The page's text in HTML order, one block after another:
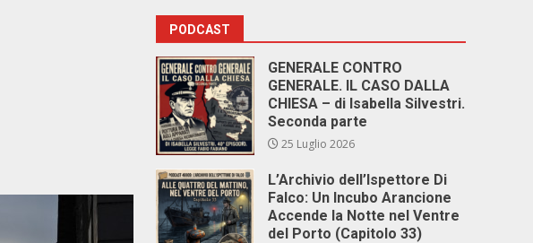
PODCAST
GENERALE CONTRO
GENERALE. IL CASO DALLA
CHIESA – di Isabella Silvestri.
Seconda parte
25 Luglio 2026
L’Archivio dell’Ispettore Di
Falco: Un Incubo Arancione
Accende la Notte nel Ventre
del Porto (Capitolo 33)